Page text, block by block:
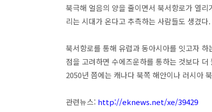
북극해 얼음의 양을 줄이면서 북서항로가 열
리는 시대가 온다고 추측하는 사람들도 생겼
북서항로를 통해 유럽과 동아시아를 잇고자
점을 고려하면 수에즈운하를 통하는 것보다
2050년 쯤에는 캐나다 북쪽 해안이나 러시아
관련뉴스: http://eknews.net/xe/39429